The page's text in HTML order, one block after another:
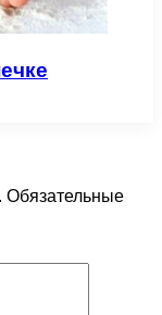
Обязательные